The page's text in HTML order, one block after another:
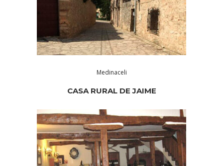
Medinaceli
CASA RURAL DE JAIME